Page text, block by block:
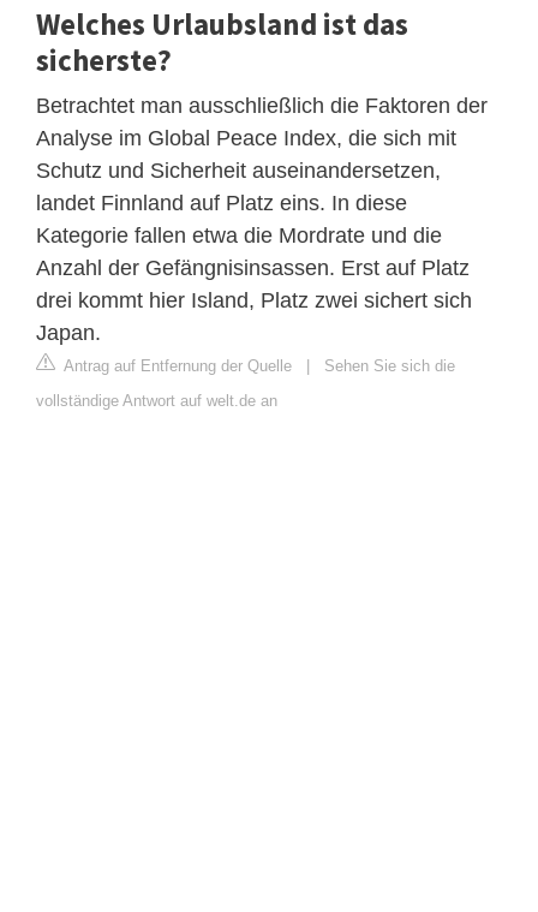
Welches Urlaubsland ist das
sicherste?
Betrachtet man ausschließlich die Faktoren der
Analyse im Global Peace Index, die sich mit
Schutz und Sicherheit auseinandersetzen,
landet Finnland auf Platz eins. In diese
Kategorie fallen etwa die Mordrate und die
Anzahl der Gefängnisinsassen. Erst auf Platz
drei kommt hier Island, Platz zwei sichert sich
Japan.
Antrag auf Entfernung der Quelle | Sehen Sie sich die
vollständige Antwort auf welt.de an